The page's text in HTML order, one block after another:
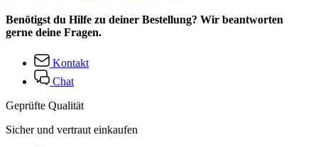
Benötigst du Hilfe zu deiner Bestellung? Wir beantworten
gerne deine Fragen.
Kontakt
Chat
Geprüfte Qualität
Sicher und vertraut einkaufen